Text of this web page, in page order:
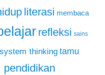
literasi membaca
refleksi sains
system thinking tamu
pendidikan